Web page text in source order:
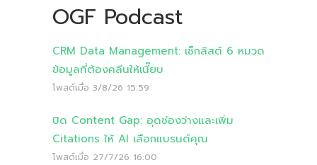
OGF Podcast
CRM Data Management: เช็กลิสต์ 6 หมวด
ข้อมูลที่ต้องคลีนให้เนี๊ยบ
โพสต์เมื่อ 3/8/26 15:59
ปิด Content Gap: อุดช่องว่างและเพิ่ม
Citations ให้ AI เลือกแบรนด์คุณ
โพสต์เมื่อ 27/7/26 16:00